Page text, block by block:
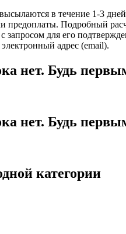
в течение 1-3
предоплаты. Подробный
с запросом для его
адрес (email).
нет. Будь
нет. Будь
категории